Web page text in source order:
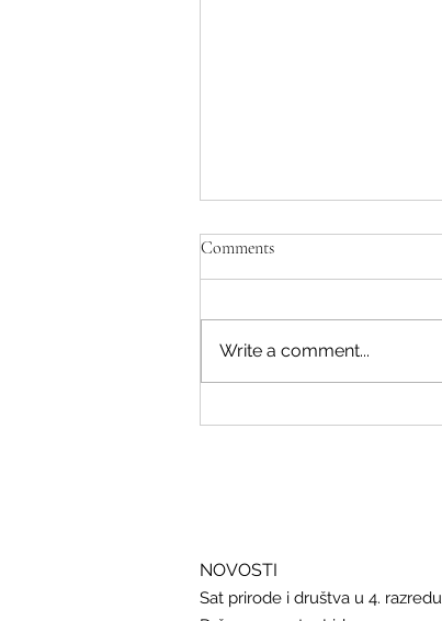
Comments
Write a comment...
NOVOSTI
Sat prirode i društva u 4. razredu